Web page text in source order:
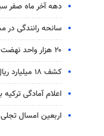
دهه آخر ماه صفر
سانحه رانندگی در مسیر تبریز-
۲۰ هزار واحد نهضت ملی مسکن در قم تا پایان سال تحویل داده می‌شود
کشف ۱۸ میلیارد ریال کالای قاچاق و ۲۶ هزار لیتر گازوئیل در بندرلنگه
اعلام آمادگی ترکیه
اربعین امسال